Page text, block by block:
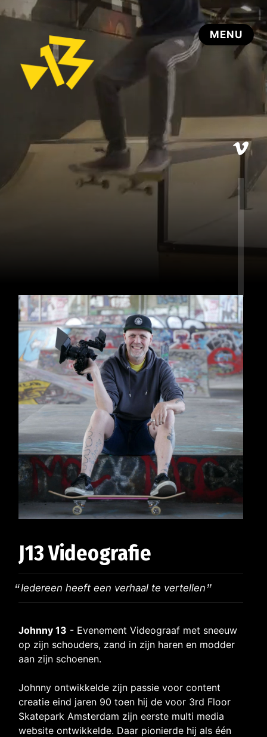
J13 Videografie
Iedereen heeft een verhaal te vertellen
Johnny 13 - Evenement Videograaf met sneeuw
op zijn schouders, zand in zijn haren en modder
aan zijn schoenen.
Johnny ontwikkelde zijn passie voor content
creatie eind jaren 90 toen hij de voor 3rd Floor
Skatepark Amsterdam zijn eerste multi media
website ontwikkelde. Daar pionierde hij als één